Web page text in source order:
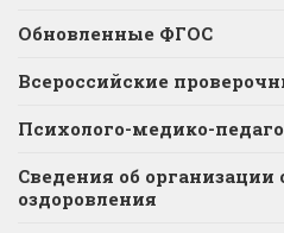
Обновленные ФГОС
Всероссийские
Психолого-медико-
Сведения об
оздоровления